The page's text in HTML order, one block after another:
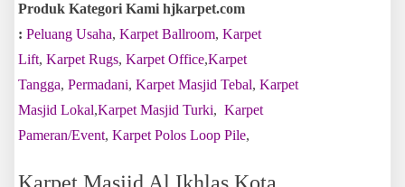
Produk Kategori Kami hjkarpet.com
: Peluang Usaha, Karpet Ballroom, Karpet
Lift, Karpet Rugs, Karpet Office,Karpet
Tangga, Permadani, Karpet Masjid Tebal, Karpet
Masjid Lokal,Karpet Masjid Turki, Karpet
Pameran/Event, Karpet Polos Loop Pile,